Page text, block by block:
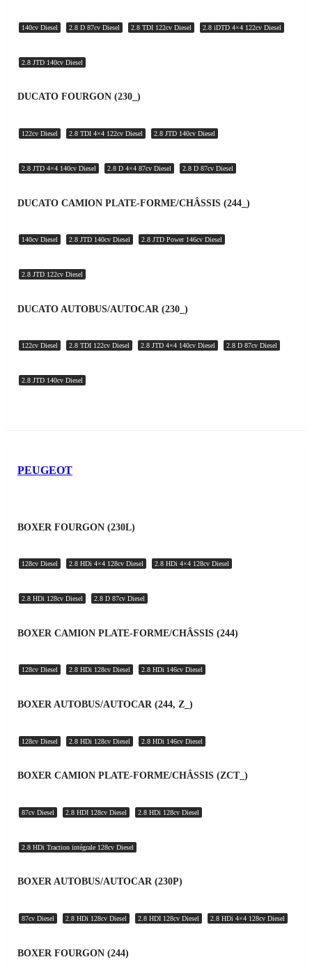
140cv Diesel 2.8 D 87cv Diesel 2.8 TDI 122cv Diesel 2.8 iDTD 4×4 122cv Diesel
2.8 JTD 140cv Diesel
DUCATO FOURGON (230_)
122cv Diesel 2.8 TDI 4×4 122cv Diesel 2.8 JTD 140cv Diesel
2.8 JTD 4×4 140cv Diesel 2.8 D 4×4 87cv Diesel 2.8 D 87cv Diesel
DUCATO CAMION PLATE-FORME/CHÂSSIS (244_)
140cv Diesel 2.8 JTD 140cv Diesel 2.8 JTD Power 146cv Diesel
2.8 JTD 122cv Diesel
DUCATO AUTOBUS/AUTOCAR (230_)
122cv Diesel 2.8 TDI 122cv Diesel 2.8 JTD 4×4 140cv Diesel 2.8 D 87cv Diesel
2.8 JTD 140cv Diesel
PEUGEOT
BOXER FOURGON (230L)
128cv Diesel 2.8 HDi 4×4 128cv Diesel 2.8 HDi 4×4 128cv Diesel
2.8 HDi 128cv Diesel 2.8 D 87cv Diesel
BOXER CAMION PLATE-FORME/CHÂSSIS (244)
128cv Diesel 2.8 HDi 128cv Diesel 2.8 HDi 146cv Diesel
BOXER AUTOBUS/AUTOCAR (244, Z_)
128cv Diesel 2.8 HDi 128cv Diesel 2.8 HDi 146cv Diesel
BOXER CAMION PLATE-FORME/CHÂSSIS (ZCT_)
87cv Diesel 2.8 HDI 128cv Diesel 2.8 HDi 128cv Diesel
2.8 HDi Traction intégrale 128cv Diesel
BOXER AUTOBUS/AUTOCAR (230P)
87cv Diesel 2.8 HDi 128cv Diesel 2.8 HDI 128cv Diesel 2.8 HDi 4×4 128cv Diesel
BOXER FOURGON (244)